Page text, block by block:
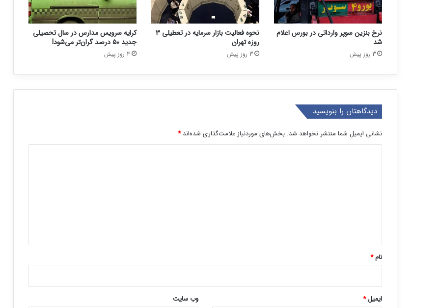
نرخ بنزین سوپر وارداتی در بورس اعلام
شد
3 روز پیش
نحوه فعالیت بازار سرمایه در تعطیلی ۳
روزه تهران
3 روز پیش
کرایه سرویس مدارس در سال تحصیلی
جدید ۵۰ درصد گران‌تر می‌شود!
3 روز پیش
دیدگاهتان را بنویسید
نشانی ایمیل شما منتشر نخواهد شد. بخش‌های موردنیاز علامت‌گذاری شده‌اند*
نام*
ایمیل* وب‌ سایت